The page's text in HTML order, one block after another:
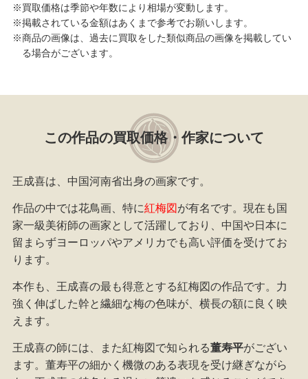
※買取価格は季節や年数により相場が変動します。
※掲載されている金額はあくまで参考でお願いします。
※商品の画像は、過去に買取をした類似商品の画像を掲載してい
る場合がございます。
この作品の買取価格・作家について
王成喜は、中国河南省出身の画家です。
作品の中では花鳥画、特に紅梅図 が有名です。現在も国
家一級美術師の画家として活躍しており、中国や日本に
留まらずヨーロッパやアメリカでも高い評価を受けてお
ります。
本作も、王成喜の最も得意とする紅梅図の作品です。力
強く伸ばした幹と繊細な梅の色味が、横長の額に良く映
えます。
王成喜の師には、また紅梅図で知られる董寿平がござい
ます。董寿平の細かく機微のある表現を受け継ぎながら